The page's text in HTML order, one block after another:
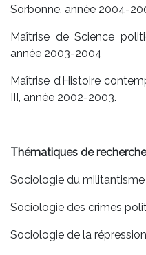
Sorbonne, année 2004-
Maîtrise de Science
année 2003-2004
Maîtrise d’Histoire
III, année 2002-2003.
Thématiques de recherche
Sociologie du
Sociologie des crimes
Sociologie de la